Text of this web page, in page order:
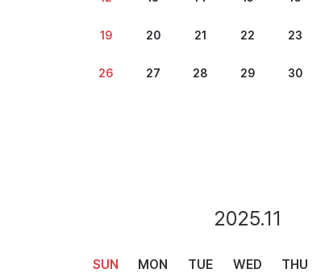
19 20 21 22 23
26 27 28 29 30
2025.11
SUN MON TUE WED THU